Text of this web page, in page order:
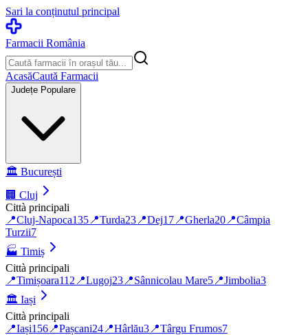
Sari la conținutul principal
Farmacii România
AcasăCaută Farmacii
Județe Populare
🏛️ București
🏢 Cluj
Città principali
📍Cluj-Napoca135 📍Turda23 📍Dej17 📍Gherla20 📍Câmpia
Turzii7
🏭 Timiș
Città principali
📍Timișoara112 📍Lugoj23 📍Sânnicolau Mare5 📍Jimbolia3
🏛️ Iași
Città principali
📍Iași156 📍Pașcani24 📍Hârlău3 📍Târgu Frumos7